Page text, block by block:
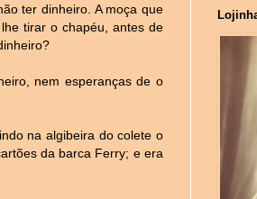
ter dinheiro. A moça que
tirar o chapéu, antes de
nem esperanças de o
na algibeira do colete o
da barca Ferry; e era